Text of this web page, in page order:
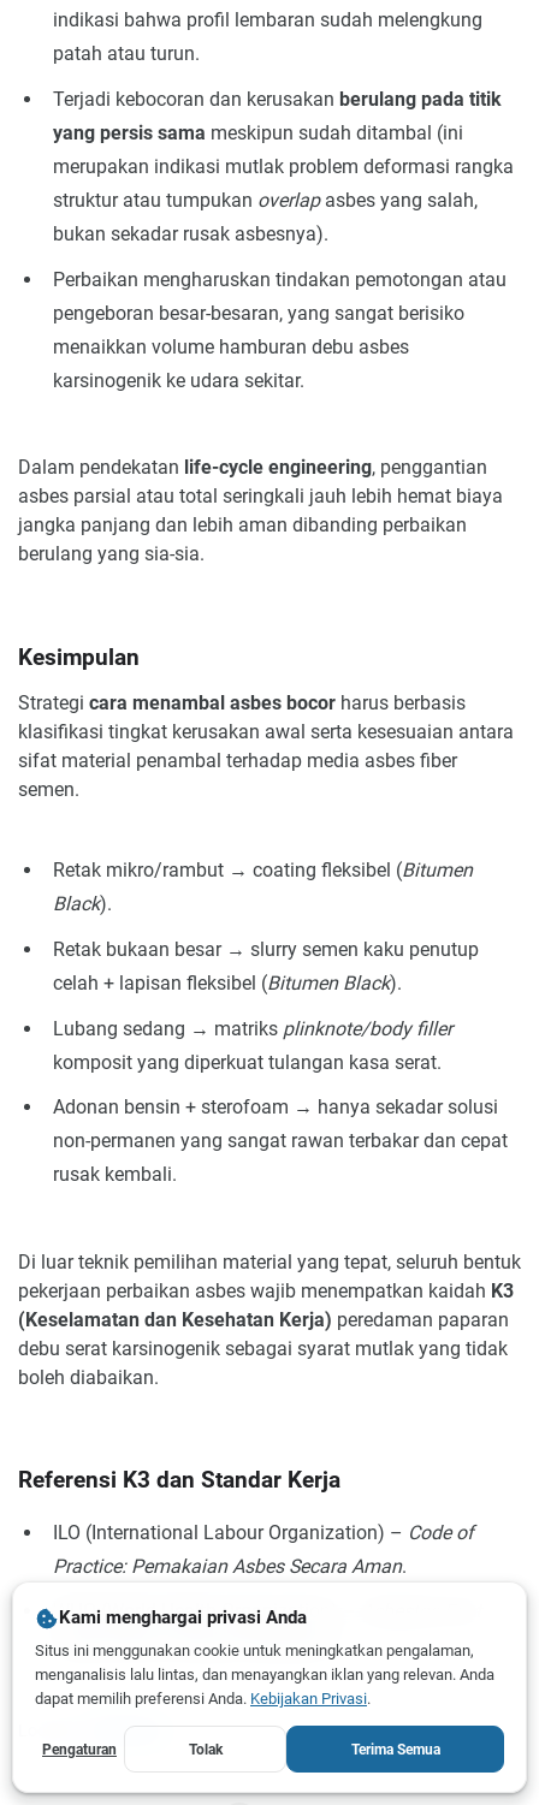
indikasi bahwa profil lembaran sudah melengkung
patah atau turun.
Terjadi kebocoran dan kerusakan berulang pada titik
yang persis sama meskipun sudah ditambal (ini
merupakan indikasi mutlak problem deformasi rangka
struktur atau tumpukan overlapasbes yang salah,
bukan sekadar rusak asbesnya).
Perbaikan mengharuskan tindakan pemotongan atau
pengeboran besar-besaran, yang sangat berisiko
menaikkan volume hamburan debu asbes
karsinogenik ke udara sekitar.
Dalam pendekatan life-cycle engineering, penggantian
asbes parsial atau total seringkali jauh lebih hemat biaya
jangka panjang dan lebih aman dibanding perbaikan
berulang yang sia-sia.
Kesimpulan
Strategi cara menambal asbes bocor harus berbasis
klasifikasi tingkat kerusakan awal serta kesesuaian antara
sifat material penambal terhadap media asbes fiber
semen.
Retak mikro/rambut → coating fleksibel (Bitumen
Black).
Retak bukaan besar → slurry semen kaku penutup
celah + lapisan fleksibel (Bitumen Black).
Lubang sedang → matriks plinknote/body filler
komposit yang diperkuat tulangan kasa serat.
Adonan bensin + sterofoam → hanya sekadar solusi
non-permanen yang sangat rawan terbakar dan cepat
rusak kembali.
Di luar teknik pemilihan material yang tepat, seluruh bentuk
pekerjaan perbaikan asbes wajib menempatkan kaidah K3
(Keselamatan dan Kesehatan Kerja) peredaman paparan
debu serat karsinogenik sebagai syarat mutlak yang tidak
boleh diabaikan.
Referensi K3 dan Standar Kerja
ILO (International Labour Organization) – Code of
Practice: Pemakaian Asbes Secara Aman.
WHO (World Health Organization) –
Sheet(Fakta Dampak Kesehatan).
Indonesia
Kami menghargai privasi Anda
Situs ini menggunakan cookie untuk meningkatkan pengalaman,
menganalisis lalu lintas, dan menayangkan iklan yang relevan. Anda
dapat memilih preferensi Anda. Kebijakan Privasi.
Pengaturan Tolak Terima Semua